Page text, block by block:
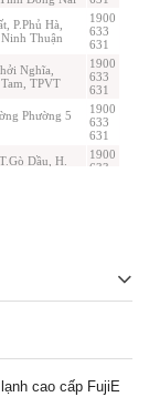
cao cấp FujiE